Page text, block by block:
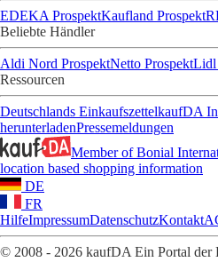
EDEKA ProspektKaufland Prospekt
Beliebte Händler
Aldi Nord ProspektNetto ProspektLidl
Ressourcen
Deutschlands EinkaufszettelkaufDA
herunterladenPressemeldungen
Member of Bonial
location based shopping information
DE
FR
HilfeImpressumDatenschutzKontakt
© 2008 - 2026 kaufDA Ein Portal der